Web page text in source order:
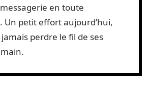
en toute
Un petit effort aujourd’hui,
perdre le fil de ses